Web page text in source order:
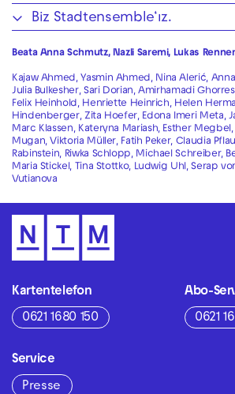
Biz Stadtensemble‘ız.
Beata Anna Schmutz, Nazli Saremi, Lukas Renner
Kajaw Ahmed, Yasmin Ahmed, Nina Alerić,
Julia Bulkesher, Sari Dorian, Amirhamadi
Felix Heinhold, Henriette Heinrich, Helen
Hindenberger, Zita Hoefer, Edona Imeri Meta,
Marc Klassen, Kateryna Mariash, Esther
Mugan, Viktoria Müller, Fatih Peker, Claudia
Rabinstein, Riwka Schlopp, Michael Schreiber,
Maria Stickel, Tina Stottko, Ludwig Uhl, Serap
Vutianova
Kartentelefon
0621 1680 150
Abo-
0621
Service
Presse